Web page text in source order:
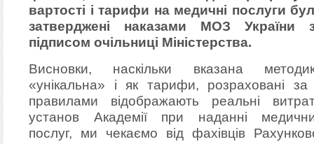
вартості і тарифи на медичні послуги
затверджені наказами МОЗ України
підписом очільниці Міністерства.
Висновки, наскільки вказана
«унікальна» і як тарифи, розраховані за
правилами відображають реальні
установ Академії при наданні
послуг, ми чекаємо від фахівців